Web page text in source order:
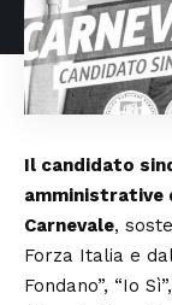
Il candidato
amministrative
Carnevale,
Forza Italia e
Fondano”, “Io